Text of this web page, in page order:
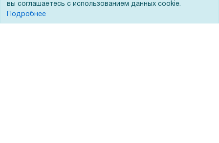
Вакансии
Обратная связь
вы соглашаетесь с использованием данных cookie.
Подробнее